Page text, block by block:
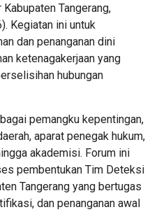
Tangerang,
Kegiatan ini untuk
dan penanganan dini
ketenagakerjaan yang
hubungan
pemangku kepentingan,
aparat penegak hukum,
akademisi. Forum ini
pembentukan Tim Deteksi
Tangerang yang bertugas
dan penanganan awal